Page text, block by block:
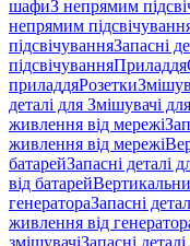
шафиЗ непрямим
непрямим
підсвічуванняЗапасні
підсвічуванняПриладдя
приладдяРозетки
деталі для Змішувачі
живлення від мережі
живлення від мережі
батарейЗапасні деталі
від батарей
генератораЗапасні
живлення від
змішувачіЗапасні